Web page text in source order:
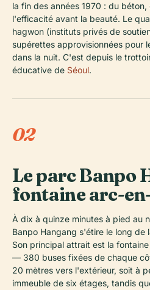
la fin des années 1970 : du
l'efficacité avant la beauté. Le
hagwon (instituts privés de
supérettes approvisionnées pour
dans la nuit. C'est depuis le
éducative de Séoul.
02
Le parc Banpo
fontaine arc-
À dix à quinze minutes à pied au
Banpo Hangang s'étire le long de
Son principal attrait est la
— 380 buses fixées de chaque
20 mètres vers l'extérieur, soit à
immeuble de six étages, tandis